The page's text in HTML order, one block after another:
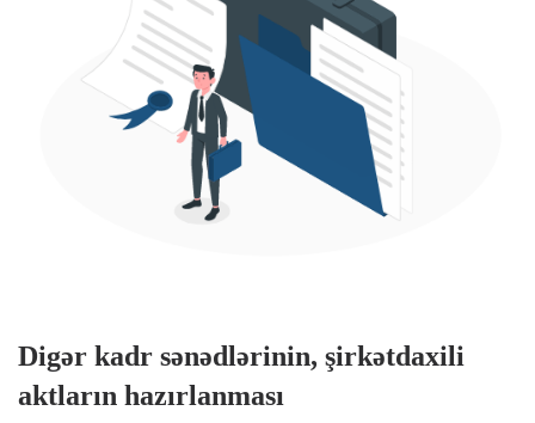
Digər kadr sənədlərinin, şirkətdaxili
aktların hazırlanması